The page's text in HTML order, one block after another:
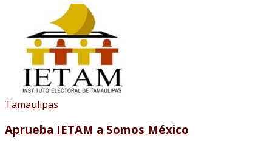
Tamaulipas
Aprueba IETAM a Somos México